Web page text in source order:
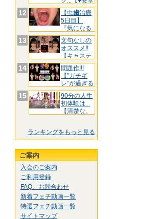
は
12 【虫歯治療
5日目】
『気になる
前歯3箇
13
文句なしの
オススメ!!
【キャステ
ィン
14
問題作!!!
【”ガチギ
レ”が過ぎる
た
15
90分の人生
初体験は...
【清楚な。
ランキングをもっと見る
ご案内
入会のご案内
ご利用登録
FAQ、お問合わせ
新着フェチ動画一覧
特選フェチ動画一覧
サイトマップ